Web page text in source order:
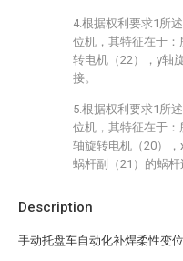
Description
手动托盘车自动化补焊柔性变
4.根据权利要求1所
位机，其特征在于
转电机（22），y轴
接。
5.根据权利要求1所
位机，其特征在于
轴旋转电机（20）
蜗杆副（21）的蜗杆